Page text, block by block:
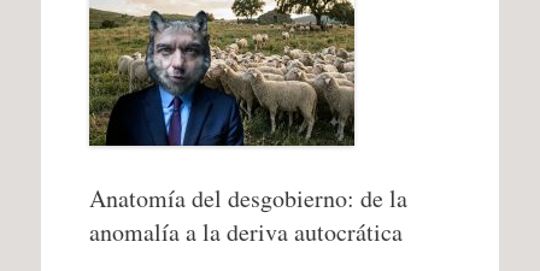
Anatomía del desgobierno: de la
anomalía a la deriva autocrática